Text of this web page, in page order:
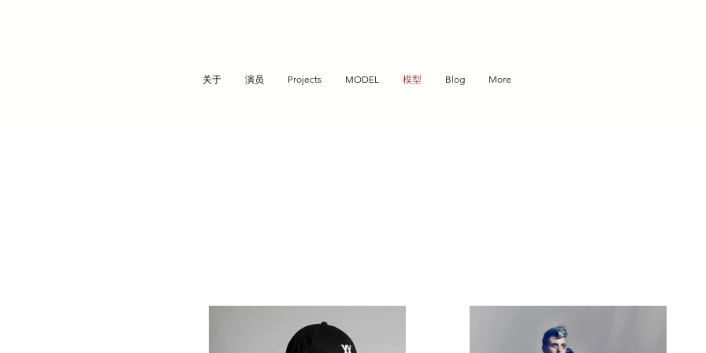
关于 演员 Projects MODEL 模型 Blog More